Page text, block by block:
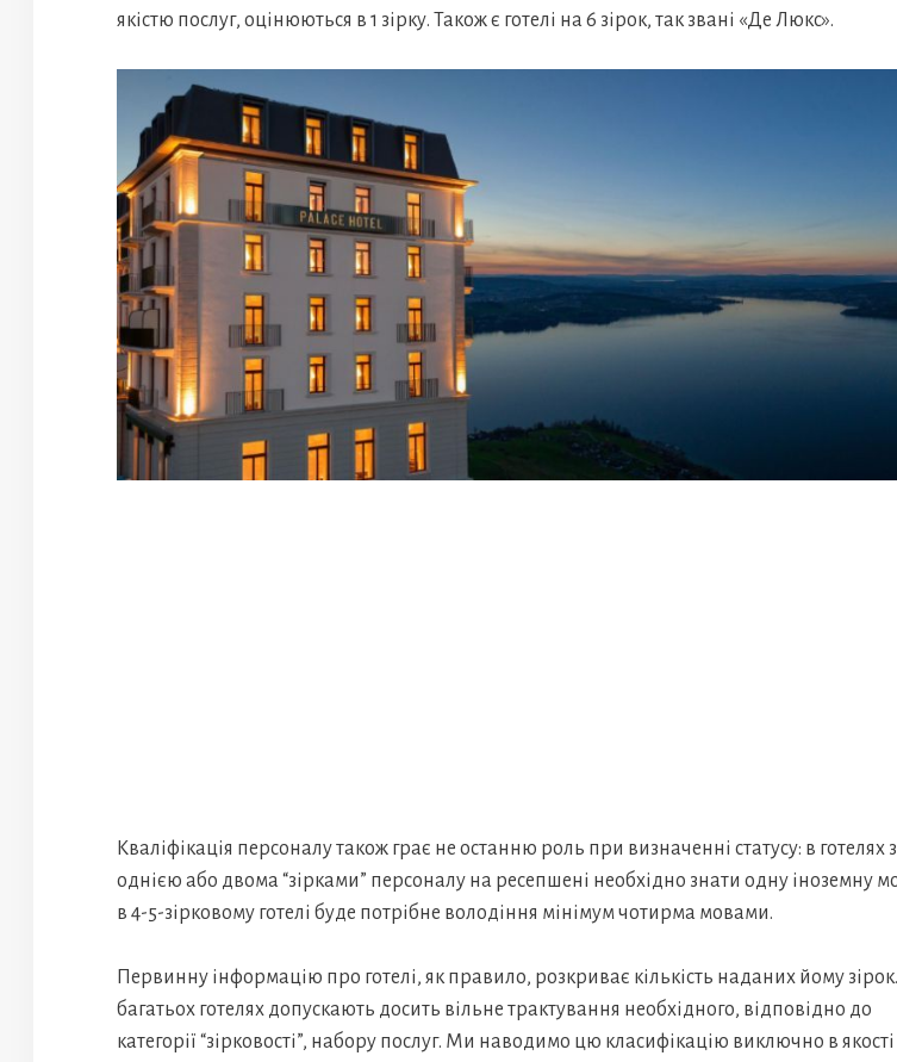
якістю послуг, оцінюються в 1 зірку. Також є готелі на 6 зірок, так звані «Де Люкс».
Кваліфікація персоналу також грає не останню роль при визначенні статусу: в готелях з
однією або двома “зірками” персоналу на ресепшені необхідно знати одну іноземну
в 4-5-зірковому готелі буде потрібне володіння мінімум чотирма мовами.
Первинну інформацію про готелі, як правило, розкриває кількість наданих йому
багатьох готелях допускають досить вільне трактування необхідного, відповідно до
категорії “зірковості”, набору послуг. Ми наводимо цю класифікацію виключно в якості